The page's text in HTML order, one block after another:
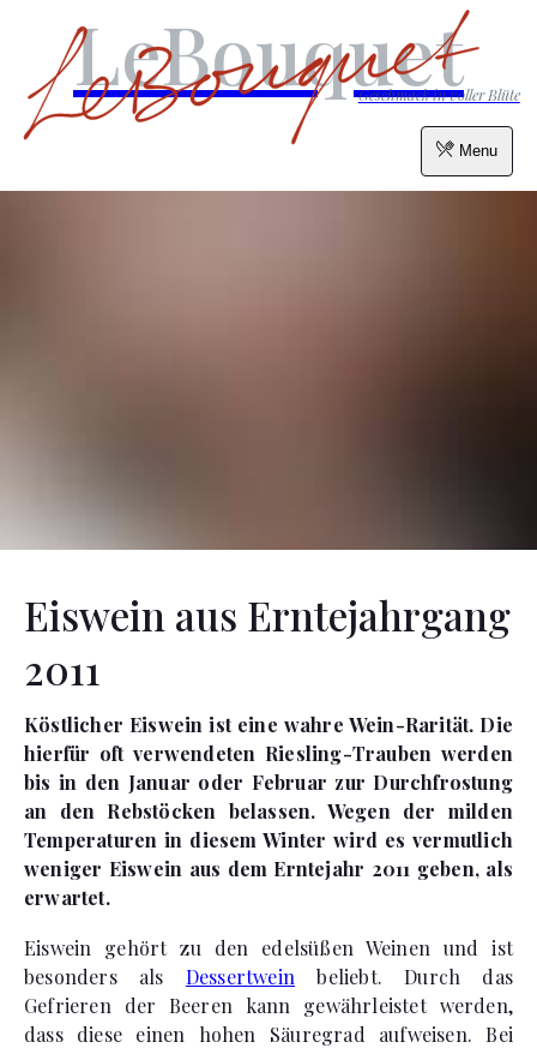
Menu
LeBouquet
Geschmack in voller Blüte
Eiswein aus Erntejahrgang
2011
Köstlicher Eiswein ist eine wahre Wein-Rarität. Die
hierfür oft verwendeten Riesling-Trauben werden
bis in den Januar oder Februar zur Durchfrostung
an den Rebstöcken belassen. Wegen der milden
Temperaturen in diesem Winter wird es vermutlich
weniger Eiswein aus dem Erntejahr 2011 geben, als
erwartet.
Eiswein gehört zu den edelsüßen Weinen und ist
besonders als Dessertwein beliebt. Durch das
Gefrieren der Beeren kann gewährleistet werden,
dass diese einen hohen Säuregrad aufweisen. Bei